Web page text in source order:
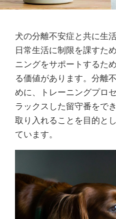
犬の分離不安症と共に生
日常生活に制限を課すた
ニングをサポートするた
る価値があります。分離
めに、トレーニングプロ
ラックスした留守番をで
取り入れることを目的と
ています。